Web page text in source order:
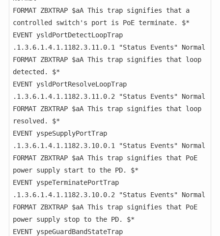
FORMAT ZBXTRAP $aA This trap signifies that a
controlled switch's port is PoE terminate. $*
EVENT ysldPortDetectLoopTrap
.1.3.6.1.4.1.1182.3.11.0.1 "Status Events" Normal
FORMAT ZBXTRAP $aA This trap signifies that loop
detected. $*
EVENT ysldPortResolveLoopTrap
.1.3.6.1.4.1.1182.3.11.0.2 "Status Events" Normal
FORMAT ZBXTRAP $aA This trap signifies that loop
resolved. $*
EVENT yspeSupplyPortTrap
.1.3.6.1.4.1.1182.3.10.0.1 "Status Events" Normal
FORMAT ZBXTRAP $aA This trap signifies that PoE
power supply start to the PD. $*
EVENT yspeTerminatePortTrap
.1.3.6.1.4.1.1182.3.10.0.2 "Status Events" Normal
FORMAT ZBXTRAP $aA This trap signifies that PoE
power supply stop to the PD. $*
EVENT yspeGuardBandStateTrap